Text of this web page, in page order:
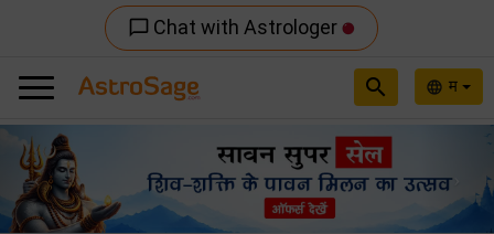
chat_bubble_outline Chat with Astrologer
language म
search
Previous